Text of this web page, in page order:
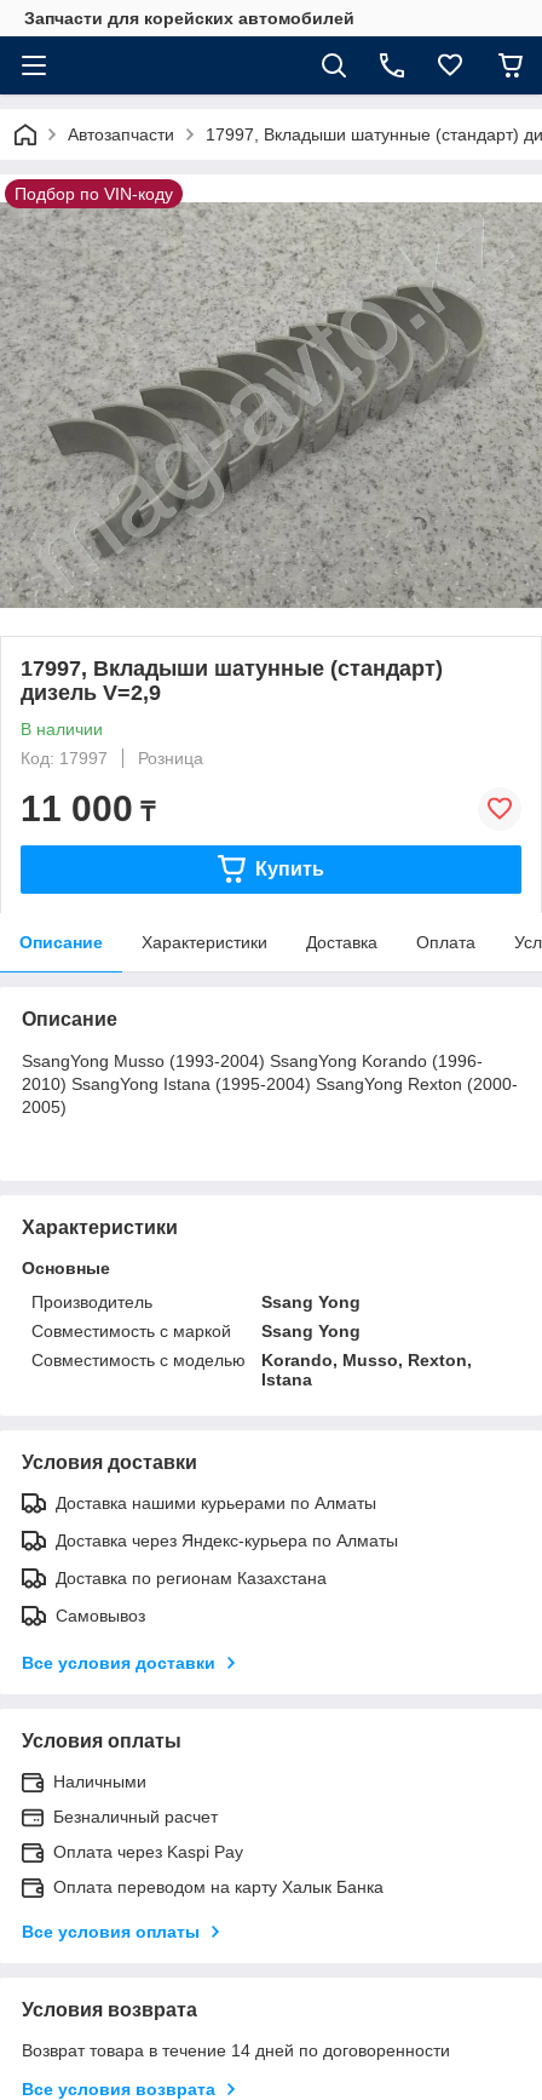
Запчасти для корейских автомобилей
Автозапчасти 17997, Вкладыши шатунные (стандарт)
Подбор по VIN-коду
17997, Вкладыши шатунные (стандарт)
дизель V=2,9
В наличии
Код: 17997
Розница
11 000 ₸
Купить
Описание Характеристики Доставка Оплата
Описание
SsangYong Musso (1993-2004) SsangYong Korando (1996-
2010) SsangYong Istana (1995-2004) SsangYong Rexton (2000-
2005)
Характеристики
Основные
Производитель
Ssang Yong
Совместимость с маркой
Ssang Yong
Совместимость с моделью
Korando, Musso, Rexton,
Istana
Условия доставки
Доставка нашими курьерами по Алматы
Доставка через Яндекс-курьера по Алматы
Доставка по регионам Казахстана
Самовывоз
Все условия доставки
Условия оплаты
Наличными
Безналичный расчет
Оплата через Kaspi Pay
Оплата переводом на карту Халык Банка
Все условия оплаты
Условия возврата
Возврат товара в течение 14 дней по договоренности
Все условия возврата